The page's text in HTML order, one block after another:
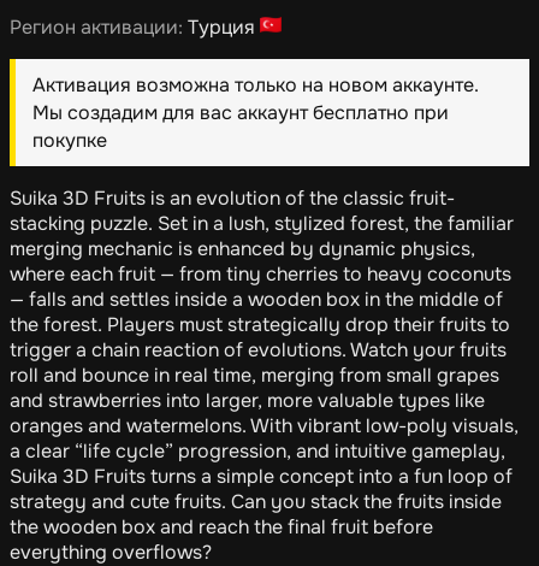
Регион активации: Турция
Активация возможна только на новом аккаунте.
Мы создадим для вас аккаунт бесплатно при
покупке
Suika 3D Fruits is an evolution of the classic fruit-
stacking puzzle. Set in a lush, stylized forest, the familiar
merging mechanic is enhanced by dynamic physics,
where each fruit — from tiny cherries to heavy coconuts
— falls and settles inside a wooden box in the middle of
the forest. Players must strategically drop their fruits to
trigger a chain reaction of evolutions. Watch your fruits
roll and bounce in real time, merging from small grapes
and strawberries into larger, more valuable types like
oranges and watermelons. With vibrant low-poly visuals,
a clear “life cycle” progression, and intuitive gameplay,
Suika 3D Fruits turns a simple concept into a fun loop of
strategy and cute fruits. Can you stack the fruits inside
the wooden box and reach the final fruit before
everything overflows?